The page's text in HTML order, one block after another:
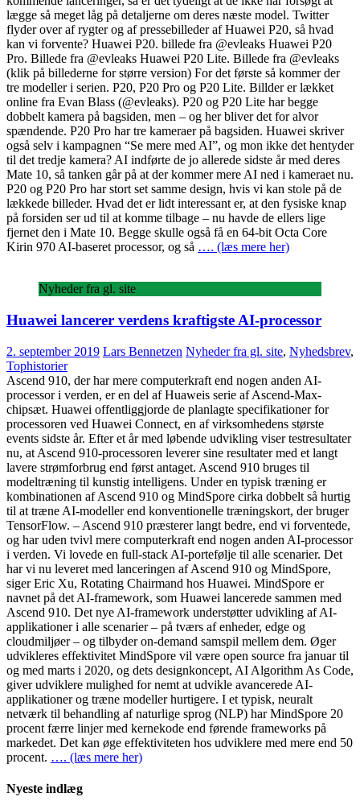
lægge så meget låg på detaljerne om deres næste model. Twitter
flyder over af rygter og af pressebilleder af Huawei P20, så hvad
kan vi forvente? Huawei P20. billede fra @evleaks Huawei P20
Pro. Billede fra @evleaks Huawei P20 Lite. Billede fra @evleaks
(klik på billederne for større version) For det første så kommer der
tre modeller i serien. P20, P20 Pro og P20 Lite. Billder er lækket
online fra Evan Blass (@evleaks). P20 og P20 Lite har begge
dobbelt kamera på bagsiden, men – og her bliver det for alvor
spændende. P20 Pro har tre kameraer på bagsiden. Huawei skriver
også selv i kampagnen “Se mere med AI”, og mon ikke det hentyder
til det tredje kamera? AI indførte de jo allerede sidste år med deres
Mate 10, så tanken går på at der kommer mere AI ned i kameraet nu.
P20 og P20 Pro har stort set samme design, hvis vi kan stole på de
lækkede billeder. Hvad det er lidt interessant er, at den fysiske knap
på forsiden ser ud til at komme tilbage – nu havde de ellers lige
fjernet den i Mate 10. Begge skulle også få en 64-bit Octa Core
Kirin 970 AI-baseret processor, og så …. (læs mere her)
Nyheder fra gl. site
Huawei lancerer verdens kraftigste AI-processor
2. september 2019 Lars Bennetzen Nyheder fra gl. site, Nyhedsbrev,
Tophistorier
Ascend 910, der har mere computerkraft end nogen anden AI-
processor i verden, er en del af Huaweis serie af Ascend-Max-
chipsæt. Huawei offentliggjorde de planlagte specifikationer for
processoren ved Huawei Connect, en af virksomhedens største
events sidste år. Efter et år med løbende udvikling viser testresultater
nu, at Ascend 910-processoren leverer sine resultater med et langt
lavere strømforbrug end først antaget. Ascend 910 bruges til
modeltræning til kunstig intelligens. Under en typisk træning er
kombinationen af ​​Ascend 910 og MindSpore cirka dobbelt så hurtig
til at træne AI-modeller end konventionelle træningskort, der bruger
TensorFlow. – Ascend 910 præsterer langt bedre, end vi forventede,
og har uden tvivl mere computerkraft end nogen anden AI-processor
i verden. Vi lovede en full-stack AI-portefølje til alle scenarier. Det
har vi nu leveret med lanceringen af ​​Ascend 910 og MindSpore,
siger Eric Xu, Rotating Chairmand hos Huawei. MindSpore er
navnet på det AI-framework, som Huawei lancerede sammen med
Ascend 910. Det nye AI-framework understøtter udvikling af AI-
applikationer i alle scenarier – på tværs af enheder, edge og
cloudmiljøer – og tilbyder on-demand samspil mellem dem. Øger
udvikleres effektivitet MindSpore vil være open source fra januar til
og med marts i 2020, og dets designkoncept, AI Algorithm As Code,
giver udviklere mulighed for nemt at udvikle avancerede AI-
applikationer og træne modeller hurtigere. I et typisk, neuralt
netværk til behandling af naturlige sprog (NLP) har MindSpore 20
procent færre linjer med kernekode end førende frameworks på
markedet. Det kan øge effektiviteten hos udviklere med mere end 50
procent. …. (læs mere her)
Nyeste indlæg